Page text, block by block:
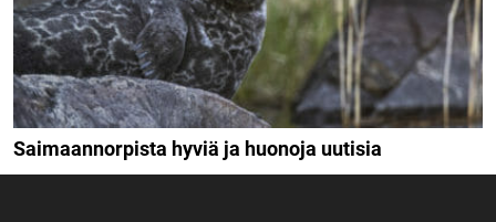
Saimaannorpista hyviä ja huonoja uutisia